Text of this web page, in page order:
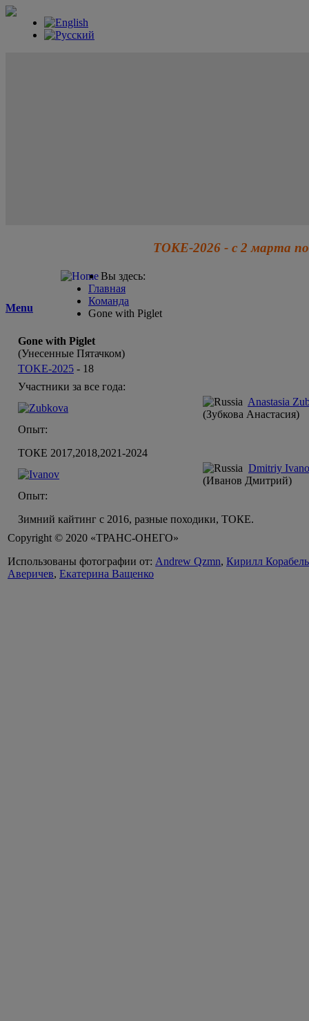
ТОКЕ-2026 - с 2 марта по
Menu
Вы здесь:
Главная
Команда
Gone with Piglet
Gone with Piglet
(Унесенные Пятачком)
TOKE-2025 - 18
Участники за все года:
Anastasia
(Зубкова Анастасия)
Опыт:
ТОКЕ 2017,2018,2021-2024
Dmitriy
(Иванов Дмитрий)
Опыт:
Зимний кайтинг с 2016, разные походики, ТОКЕ.
Copyright © 2020 «ТРАНС-ОНЕГО»
Использованы фотографии от: Andrew Qzmn, Кирилл
Аверичев, Екатерина Ващенко